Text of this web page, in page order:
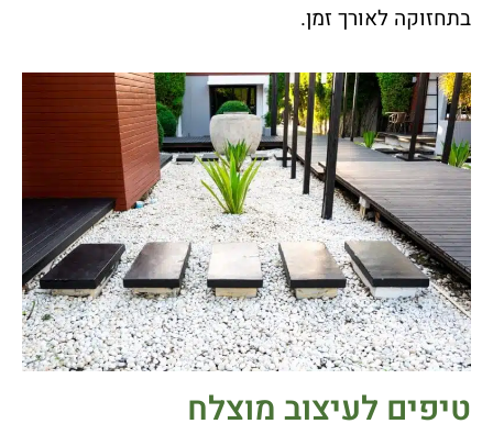
בתחזוקה לאורך זמן.
טיפים לעיצוב מוצלח